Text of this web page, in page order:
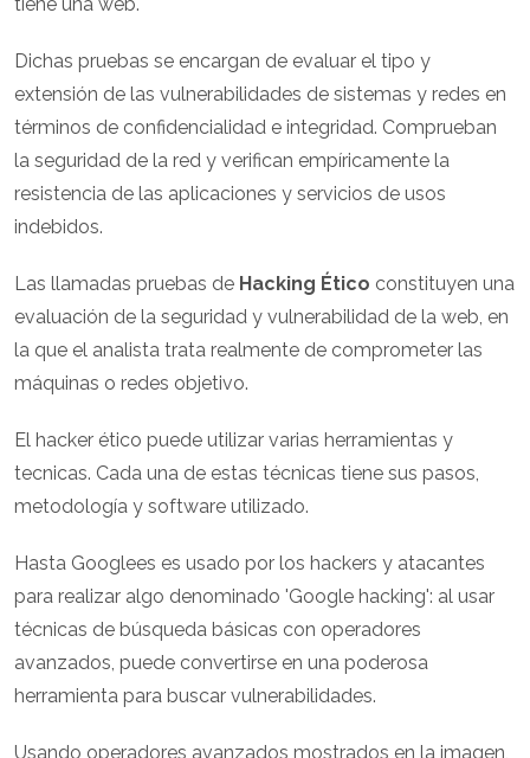
Dichas pruebas se encargan de evaluar el tipo y
extensión de las vulnerabilidades de sistemas y redes en
términos de confidencialidad e integridad. Comprueban
la seguridad de la red y verifican empíricamente la
resistencia de las aplicaciones y servicios de usos
indebidos.
Las llamadas pruebas de Hacking Ético constituyen una
evaluación de la seguridad y vulnerabilidad de la web, en
la que el analista trata realmente de comprometer las
máquinas o redes objetivo.
El hacker ético puede utilizar varias herramientas y
tecnicas. Cada una de estas técnicas tiene sus pasos,
metodología y software utilizado.
Hasta Googlees es usado por los hackers y atacantes
para realizar algo denominado 'Google hacking': al usar
técnicas de búsqueda básicas con operadores
avanzados, puede convertirse en una poderosa
herramienta para buscar vulnerabilidades.
Usando operadores avanzados mostrados en la imagen,